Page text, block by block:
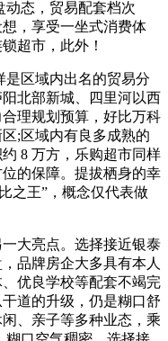
动态，贸易配套档次
，享受一坐式消费体
超市，此外！
区域内出名的贸易分
北部新城、四里河以西
理规划预算，好比万科
;区域内有良多成熟的
8 万方，乐购超市同样
的保障。提拔栖身的幸
之王”，概念仅代表做
大亮点。选择接近银泰
品牌房企大多具有本人
优良学校等配套不竭完
道的升级，仍是糊口舒
、亲子等多种业态，乘